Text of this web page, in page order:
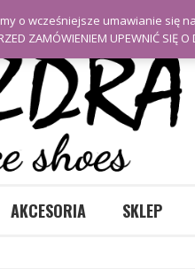
AKCESORIA SKLEP
o wcześniejsze
ZAMÓWIENIEM UPEWNIĆ SIĘ